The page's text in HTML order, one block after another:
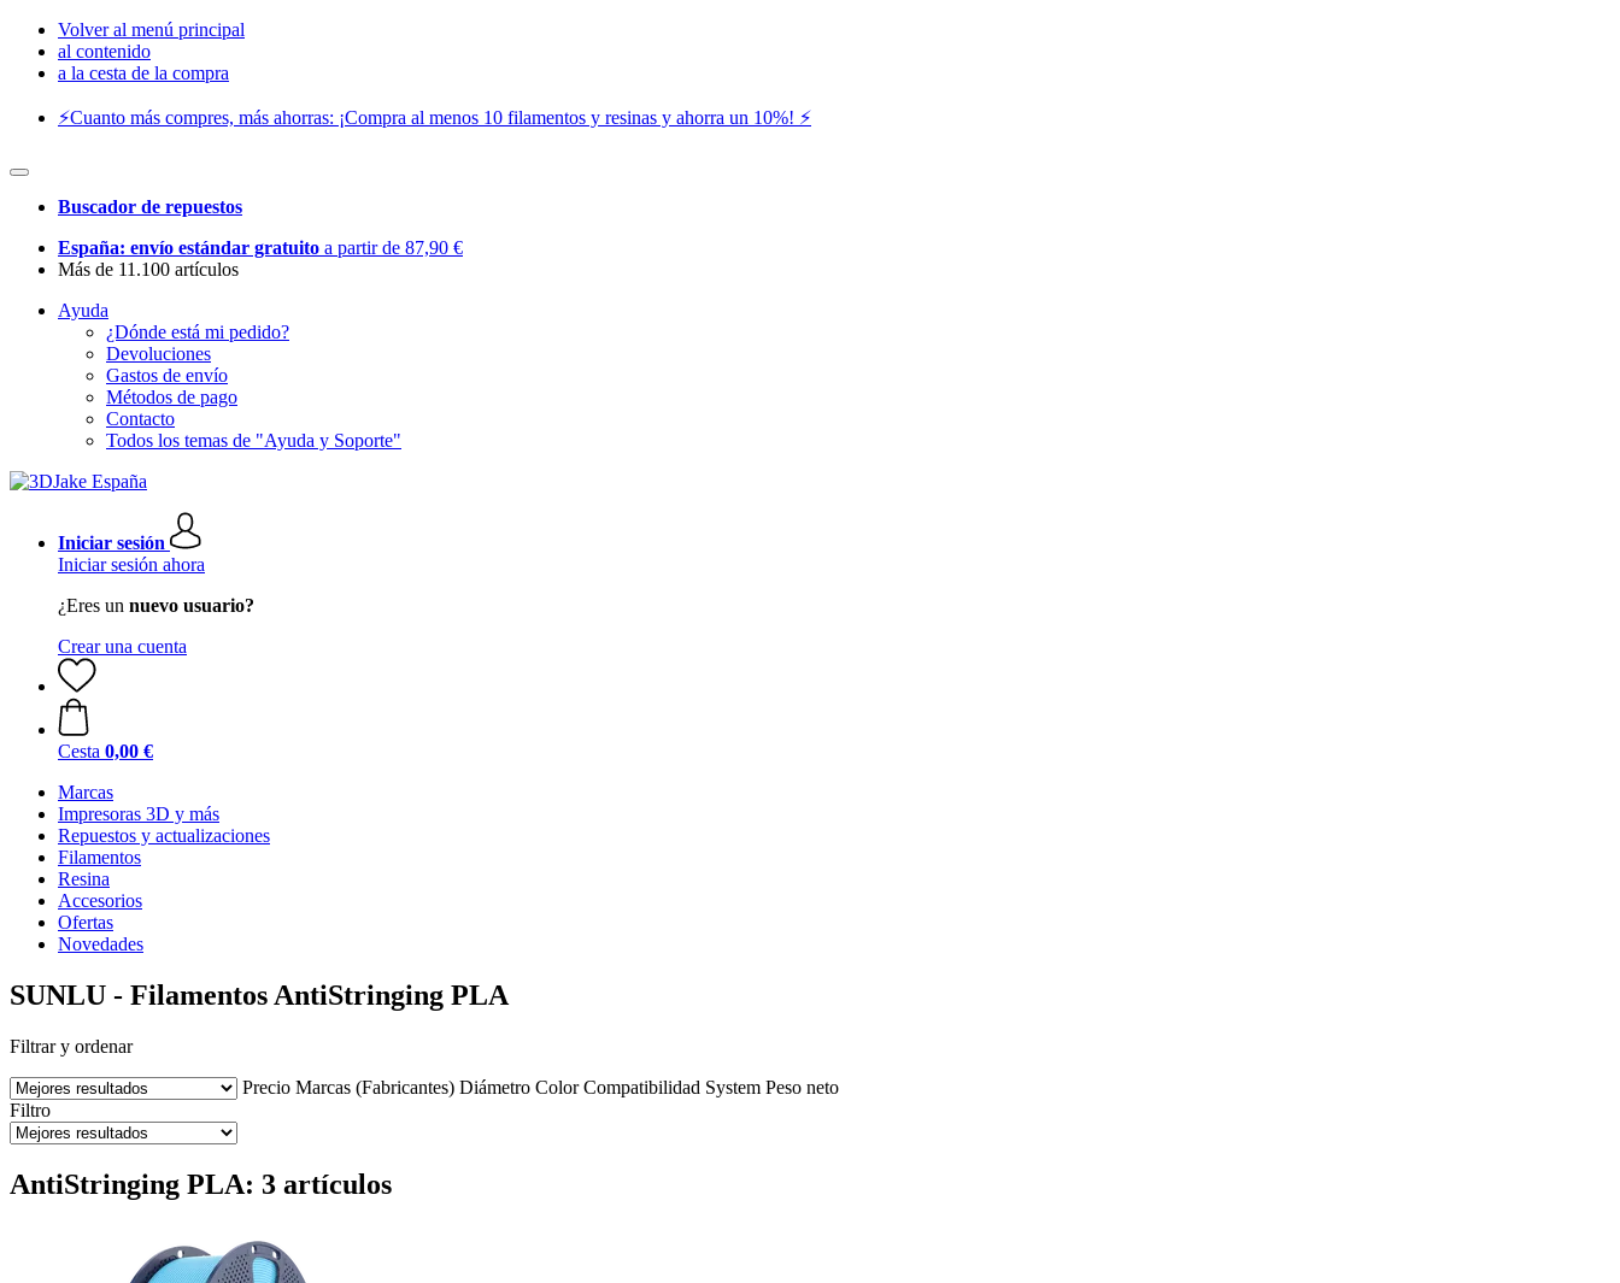
Volver al menú principal
al contenido
a la cesta de la compra
⚡️Cuanto más compres, más ahorras: ¡Compra al menos 10 filamentos y resinas y ahorra un 10%! ⚡️
Buscador de repuestos
España: envío estándar gratuito a partir de 87,90 €
Más de 11.100 artículos
Ayuda
¿Dónde está mi pedido?
Devoluciones
Gastos de envío
Métodos de pago
Contacto
Todos los temas de "Ayuda y Soporte"
Iniciar sesión
Iniciar sesión ahora
¿Eres un nuevo usuario?
Crear una cuenta
Cesta 0,00 €
Marcas
Impresoras 3D y más
Repuestos y actualizaciones
Filamentos
Resina
Accesorios
Ofertas
Novedades
SUNLU - Filamentos AntiStringing PLA
Filtrar y ordenar
Precio Marcas (Fabricantes) Diámetro Color Compatibilidad System Peso neto
Filtro
AntiStringing PLA: 3 artículos